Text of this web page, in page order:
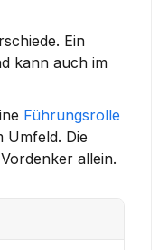
Ein
kann auch im
Führungsrolle
Umfeld. Die
allein.